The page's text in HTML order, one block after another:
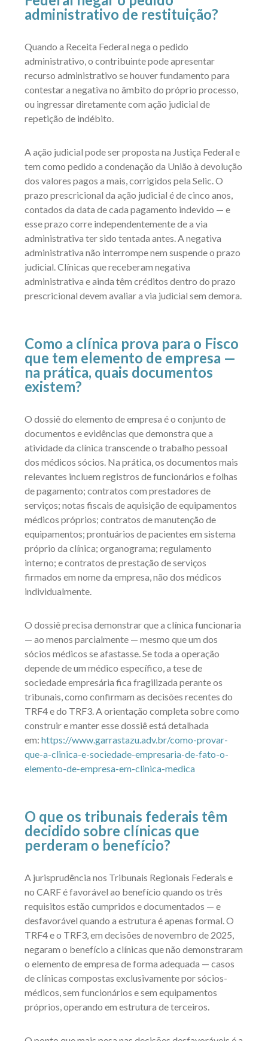
administrativo de restituição?
Quando a Receita Federal nega o pedido
administrativo, o contribuinte pode apresentar
recurso administrativo se houver fundamento para
contestar a negativa no âmbito do próprio processo,
ou ingressar diretamente com ação judicial de
repetição de indébito.
A ação judicial pode ser proposta na Justiça Federal e
tem como pedido a condenação da União à devolução
dos valores pagos a mais, corrigidos pela Selic. O
prazo prescricional da ação judicial é de cinco anos,
contados da data de cada pagamento indevido — e
esse prazo corre independentemente de a via
administrativa ter sido tentada antes. A negativa
administrativa não interrompe nem suspende o prazo
judicial. Clínicas que receberam negativa
administrativa e ainda têm créditos dentro do prazo
prescricional devem avaliar a via judicial sem demora.
Como a clínica prova para o Fisco
que tem elemento de empresa —
na prática, quais documentos
existem?
O dossiê do elemento de empresa é o conjunto de
documentos e evidências que demonstra que a
atividade da clínica transcende o trabalho pessoal
dos médicos sócios. Na prática, os documentos mais
relevantes incluem registros de funcionários e folhas
de pagamento; contratos com prestadores de
serviços; notas fiscais de aquisição de equipamentos
médicos próprios; contratos de manutenção de
equipamentos; prontuários de pacientes em sistema
próprio da clínica; organograma; regulamento
interno; e contratos de prestação de serviços
firmados em nome da empresa, não dos médicos
individualmente.
O dossiê precisa demonstrar que a clínica funcionaria
— ao menos parcialmente — mesmo que um dos
sócios médicos se afastasse. Se toda a operação
depende de um médico específico, a tese de
sociedade empresária fica fragilizada perante os
tribunais, como confirmam as decisões recentes do
TRF4 e do TRF3. A orientação completa sobre como
construir e manter esse dossiê está detalhada
em: https://www.garrastazu.adv.br/como-provar-
que-a-clinica-e-sociedade-empresaria-de-fato-o-
elemento-de-empresa-em-clinica-medica
O que os tribunais federais têm
decidido sobre clínicas que
perderam o benefício?
A jurisprudência nos Tribunais Regionais Federais e
no CARF é favorável ao benefício quando os três
requisitos estão cumpridos e documentados — e
desfavorável quando a estrutura é apenas formal. O
TRF4 e o TRF3, em decisões de novembro de 2025,
negaram o benefício a clínicas que não demonstraram
o elemento de empresa de forma adequada — casos
de clínicas compostas exclusivamente por sócios-
médicos, sem funcionários e sem equipamentos
próprios, operando em estrutura de terceiros.